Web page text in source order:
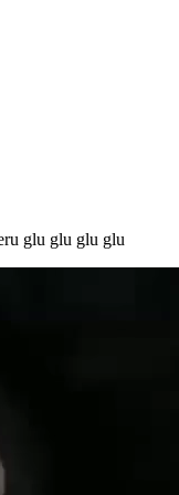
glu glu glu glu